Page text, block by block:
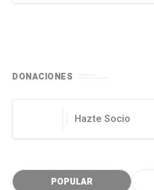
DONACIONES
Hazte Socio
POPULAR